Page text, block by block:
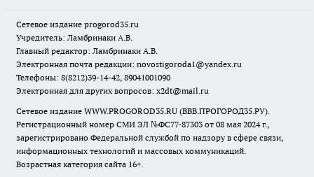
Сетевое издание progorod35.ru
Учредитель: Ламбринаки А.В.
Главный редактор: Ламбринаки А.В.
Электронная почта редакции: novostigoroda1@yandex.ru
Телефоны: 8(8212)39-14-42, 89041001090
Электронная для других вопросов: x2dt@mail.ru
Сетевое издание WWW.PROGOROD35.RU (ВВВ.ПРОГОРОД35.РУ).
Регистрационный номер СМИ ЭЛ №ФС77-87303 от 08 мая 2024 г.,
зарегистрировано Федеральной службой по надзору в сфере связи,
информационных технологий и массовых коммуникаций.
Возрастная категория сайта 16+.